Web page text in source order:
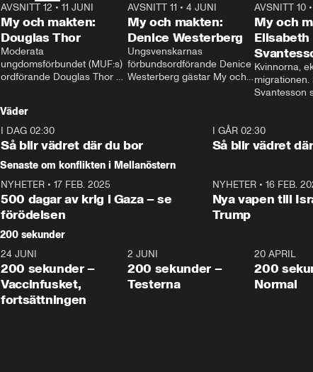
26:27
AVSNITT 12 • 11 JUNI
My och makten:
Douglas Thor
Moderata
ungdomsförbundet (MUF:s)
ordförande Douglas Thor
tonårsutvisningarna och hur
Moderaterna ska locka
väljare till valet i höst.
23:40
AVSNITT 11 •4 JUNI
My och makten:
Denice Westerberg
Ungsvenskarnas
förbundsordförande Denice
Westerberg gästar My och
AVSNITT 10
My och
Elisabeth
Kvinnorna,
migrationen.
Svantesson
Väder
I DAG 02:30
Så blir vädret där du bor
I GÅR 02:30
Så blir vädret
Senaste om konflikten i Mellanöstern
NYHETER • 17 FEB. 2025
500 dagar av krig i Gaza – se
förödelsen
NYHETER• 16 FEB.
Nya vapen till
Trump
200 sekunder
5:00
24 JUNI
200 sekunder –
Vaccinfusket,
fortsättningen
4:23
2 JUNI
200 sekunder –
Testerna
20 APRIL
200
Normal